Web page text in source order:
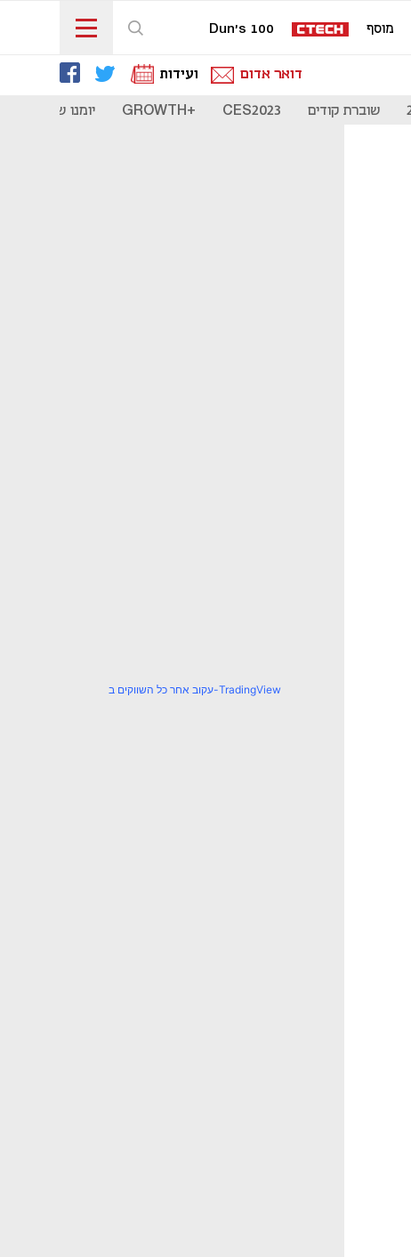
מוסף Dun's 100
דואר אדום ועידות
שוברת קודים CES2023
+GROWTH יומנו של
עקוב אחר כל השווקים ב-TradingView